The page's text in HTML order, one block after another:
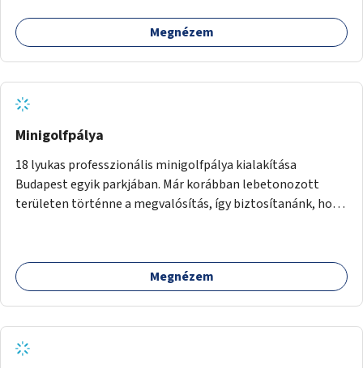
Megnézem
Minigolfpálya
18 lyukas professzionális minigolfpálya kialakítása
Budapest egyik parkjában. Már korábban lebetonozott
területen történne a megvalósítás, így biztosítanánk, hogy
Megnézem